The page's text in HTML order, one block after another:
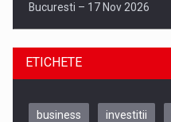
Bucuresti – 17 Nov 2026
ETICHETE
business investitii